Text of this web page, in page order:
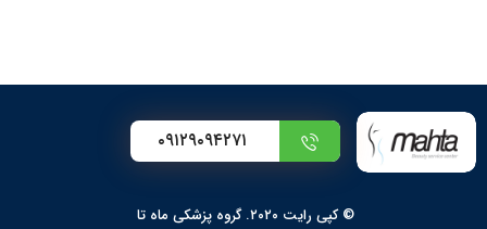
۰۹۱۲۹۰۹۴۲۷۱
© کپی رایت ۲۰۲۰. گروه پزشکی ماه تا